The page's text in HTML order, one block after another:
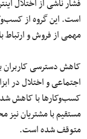
فشار ناشی از اختلال
است. این گروه از
مهمی از فروش و ارتباط
کاهش دسترسی کاربران
اجتماعی و اختلال در
کسب‌وکارها با کاهش
مستقیم با مشتریان
متوقف شده است.